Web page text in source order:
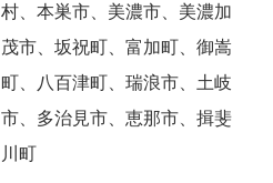
村、本巣市、美濃市、美濃加
茂市、坂祝町、富加町、御嵩
町、八百津町、瑞浪市、土岐
市、多治見市、恵那市、揖斐
川町